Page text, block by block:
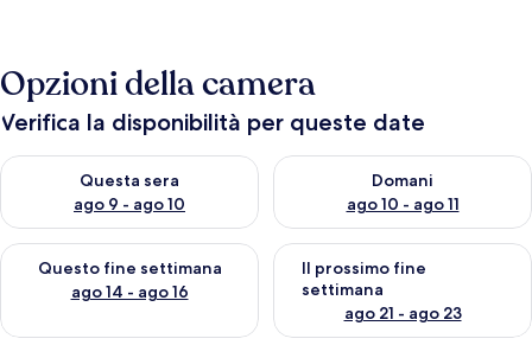
Opzioni della camera
Verifica la disponibilità per queste date
Questa sera
ago 9 - ago 10
Verifica la disponibilità per questa sera, ago 9 - ago 10
Domani
ago 10 - ago 11
Verifica la disponibilità per
Questo fine settimana
ago 14 - ago 16
Verifica la disponibilità per questo fine settimana, ago 14 -
Il prossimo fine
settimana
ago 21 - ago 23
Verifica la disponibilità per il